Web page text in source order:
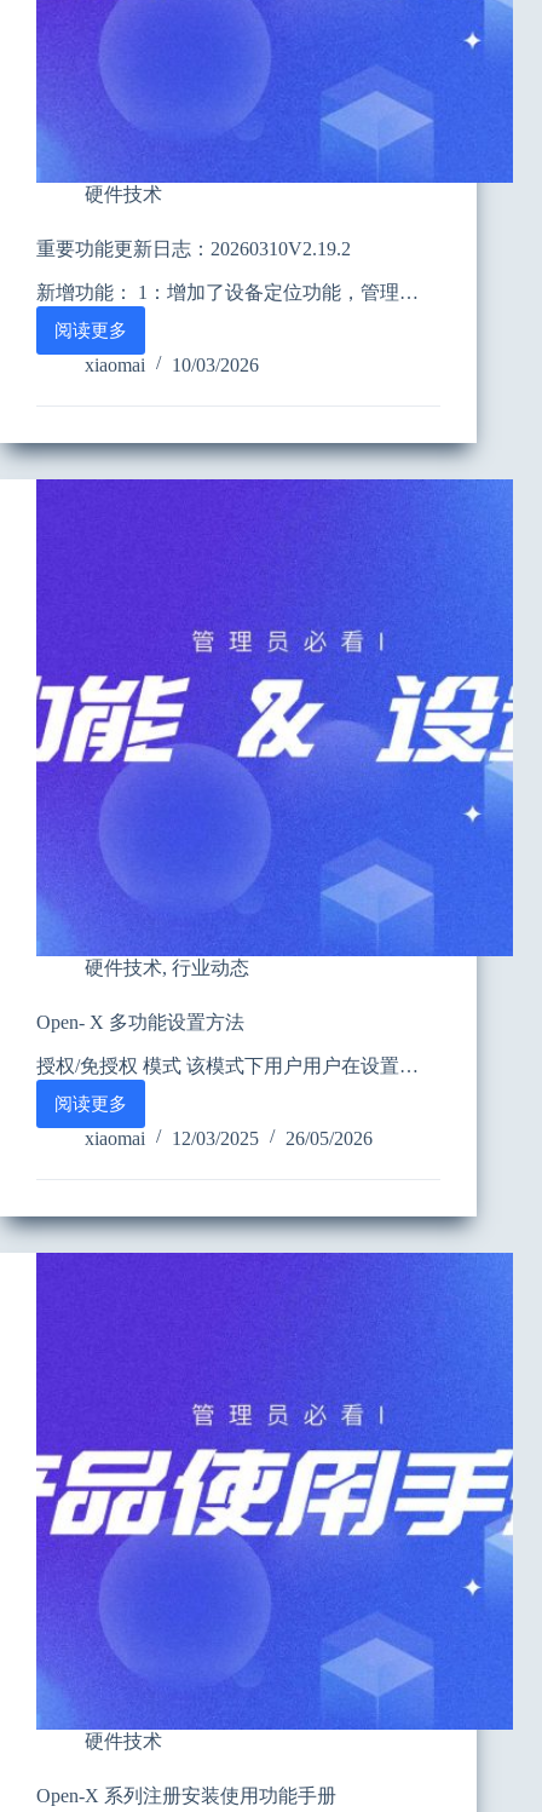
硬件技术
重要功能更新日志：20260310V2.19.2
新增功能： 1：增加了设备定位功能，管理…
阅读更多
重
要
能
新
日
xiaomai 10/03/2026
硬件技术, 行业动态
Open- X 多功能设置方法
授权/免授权 模式 该模式下用户用户在设置…
阅读更多
Open-
X
功
设
置
xiaomai 12/03/2025 26/05/2026
硬件技术
Open-X 系列注册安装使用功能手册